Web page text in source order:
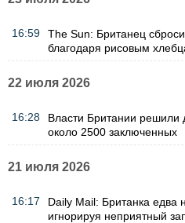
16:59
The Sun: Британец
благодаря рисовым
22 июля 2026
16:28
Власти Британии решили
около 2500 заключенных
21 июля 2026
16:17
Daily Mail: Британка едва
игнорируя неприятный